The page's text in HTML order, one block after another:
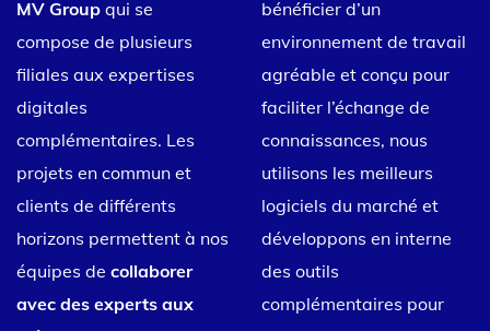
MV Group qui se
compose de plusieurs
filiales aux expertises
digitales
complémentaires. Les
projets en commun et
clients de différents
horizons permettent à nos
équipes de collaborer
avec des experts aux
bénéficier d’un
environnement de travail
agréable et conçu pour
faciliter l’échange de
connaissances, nous
utilisons les meilleurs
logiciels du marché et
développons en interne
des outils
complémentaires pour